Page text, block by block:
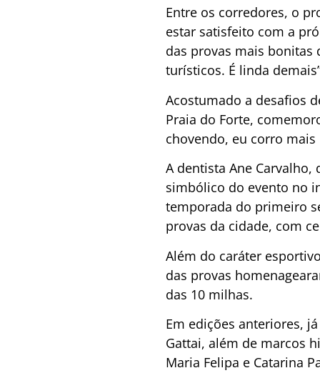
Entre os corredores, o
estar satisfeito com a
das provas mais bonitas
turísticos. É linda
Acostumado a desafios
Praia do Forte,
chovendo, eu corro
A dentista Ane
simbólico do evento no
temporada do primeiro
provas da cidade, com
Além do caráter
das provas
das 10 milhas.
Em edições anteriores,
Gattai, além de marcos
Maria Felipa e Catarina